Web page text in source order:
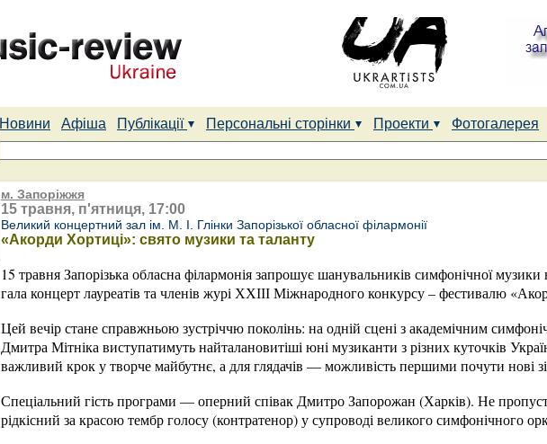
Новини Афіша Публікації Персональні сторінки Проекти Фотогалерея
м. Запоріжжя
15 травня, п'ятниця, 17:00
Великий концертний зал ім. М. І. Глінки Запорізької обласної філармонії
«Акорди Хортиці»: свято музики та таланту
15 травня Запорізька обласна філармонія запрошує шанувальників симфонічної
гала концерт лауреатів та членів журі ХХІІІ Міжнародного конкурсу – фестивалю
Цей вечір стане справжньою зустріччю поколінь: на одній сцені з академічним
Дмитра Мітніка виступатимуть найталановитіші юні музиканти з різних куточків
важливий крок у творче майбутнє, а для глядачів — можливість першими почути нові
Спеціальний гість програми — оперний співак Дмитро Запорожан (Харків). Не
рідкісний за красою тембр голосу (контратенор) у супроводі великого симфонічного